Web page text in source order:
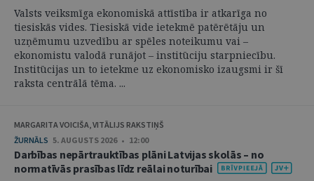
Valsts veiksmīga ekonomiskā attīstība ir atkarīga no
tiesiskās vides. Tiesiskā vide ietekmē patērētāju un
uzņēmumu uzvedību ar spēles noteikumu vai –
ekonomistu valodā runājot – institūciju starpniecību.
Institūcijas un to ietekme uz ekonomisko izaugsmi ir šī
raksta centrālā tēma. ...
MARGARITA VOICIŠA, VITĀLIJS RAKSTIŅŠ
ŽURNĀLS 5. AUGUSTS 2026 • 12:00
Darbības nepārtrauktības plāni Latvijas skolās – no
normatīvās prasības līdz reālai noturībai